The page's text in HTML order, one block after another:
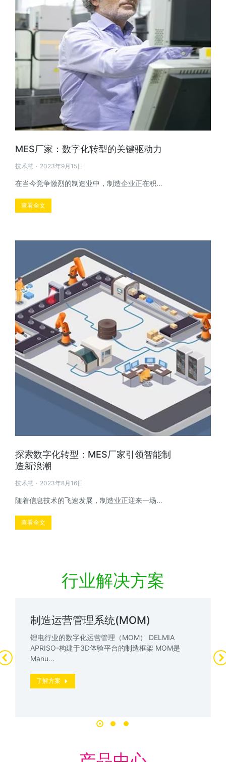
MES厂家：数字化转型的关键驱动力
技术慧 2023年9月15日
在当今竞争激烈的制造业中，制造企业正在积…
查看全文
探索数字化转型：MES厂家引领智能制
造新浪潮
技术慧 2023年8月16日
随着信息技术的飞速发展，制造业正迎来一场…
查看全文
行业解决方案
制造运营管理系统(MOM)
锂电行业的数字化运营管理（MOM） DELMIA
APRISO-构建于3D体验平台的制造框架 MOM是
Manu…
了解方案